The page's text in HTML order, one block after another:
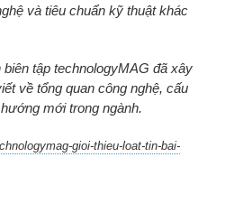
và tiêu chuẩn kỹ thuật khác
tập technologyMAG đã xây
về tổng quan công nghệ, cấu
mới trong ngành.
gioi-thieu-loat-tin-bai-